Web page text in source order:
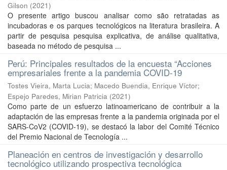
Gilson (2021)
O presente artigo buscou analisar como são retratadas as
incubadoras e os parques tecnológicos na literatura brasileira. A
partir de pesquisa pesquisa explicativa, de análise qualitativa,
baseada no método de pesquisa ...
Perú: Principales resultados de la encuesta “Acciones
empresariales frente a la pandemia COVID-19
Tostes Vieira, Marta Lucia; Macedo Buendia, Enrique Víctor;
Espejo Paredes, Mirian Patricia (2021)
Como parte de un esfuerzo latinoamericano de contribuir a la
adaptación de las empresas frente a la pandemia originada por el
SARS-CoV2 (COVID-19), se destacó la labor del Comité Técnico
del Premio Nacional de Tecnología ...
Planeación en centros de investigación y desarrollo
tecnológico utilizando prospectiva tecnológica